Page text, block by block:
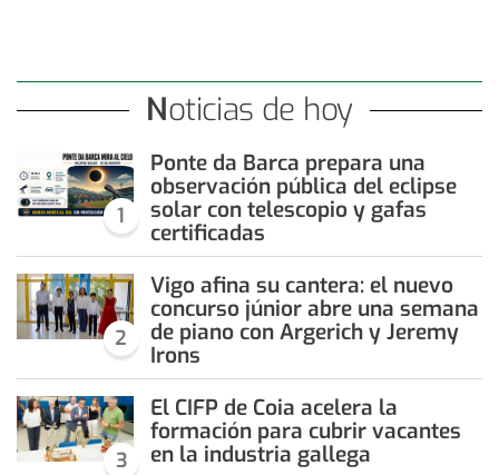
Noticias de hoy
1
Ponte da Barca prepara una
observación pública del eclipse
solar con telescopio y gafas
certificadas
2
Vigo afina su cantera: el nuevo
concurso júnior abre una semana
de piano con Argerich y Jeremy
Irons
3
El CIFP de Coia acelera la
formación para cubrir vacantes
en la industria gallega